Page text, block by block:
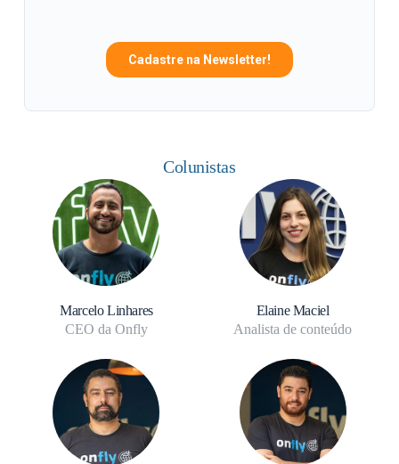
Colunistas
Marcelo Linhares
CEO da Onfly
Elaine Maciel
Analista de conteúdo